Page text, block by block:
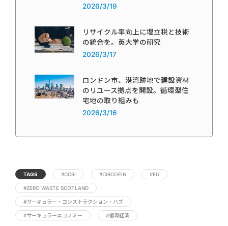
2026/3/19
リサイクル率向上に埋立税と技術
の統合を。英大学の研究
2026/3/17
ロンドン市、港湾跡地で建設資材
のリユース拠点を開設。循環型住
宅地の取り組みも
2026/3/16
TAGS #CCRI #CIRCOFIN #EU
#ZERO WASTE SCOTLAND
#サーキュラー・コンストラクション・ハブ
#サーキュラーエコノミー #循環経済